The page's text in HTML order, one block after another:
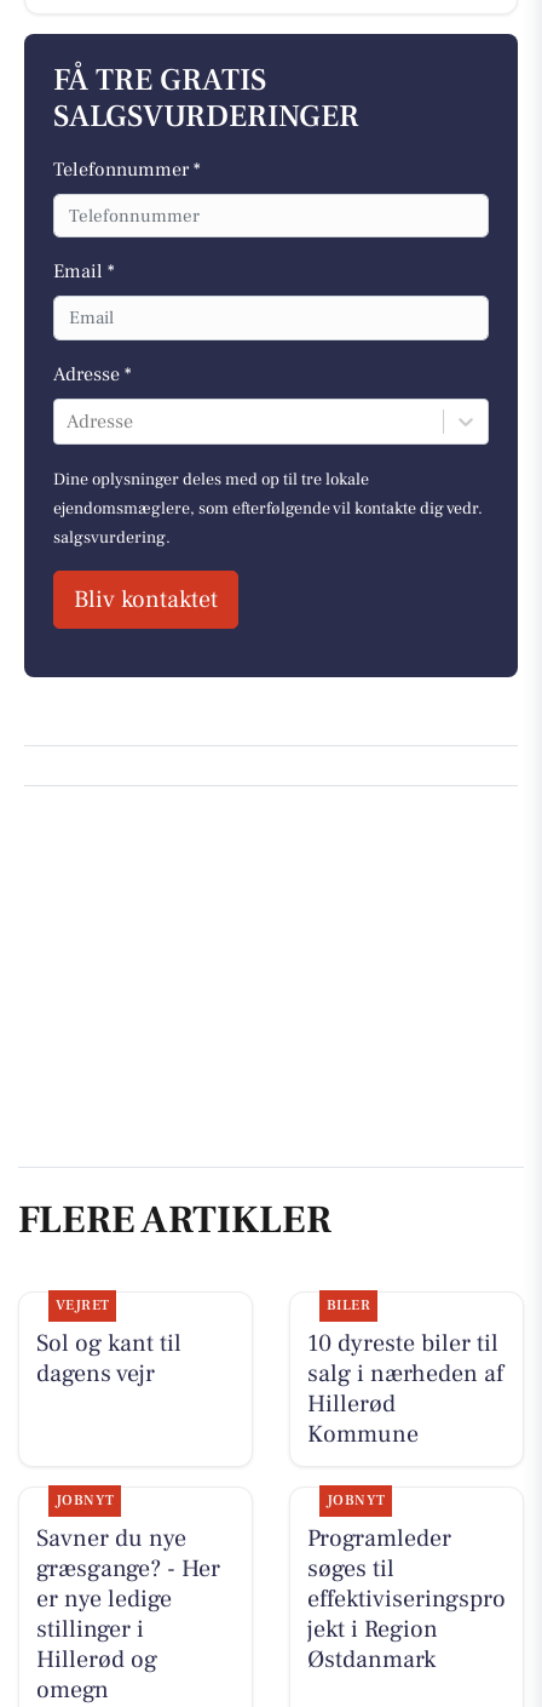
FÅ TRE GRATIS
SALGSVURDERINGER
Telefonnummer *
Email *
Adresse *
Adresse
Dine oplysninger deles med op til tre lokale
ejendomsmæglere, som efterfølgende vil kontakte dig vedr.
salgsvurdering.
Bliv kontaktet
FLERE ARTIKLER
VEJRET
Sol og kant til
dagens vejr
BILER
10 dyreste biler til
salg i nærheden af
Hillerød
Kommune
JOBNYT
Savner du nye
græsgange? - Her
er nye ledige
stillinger i
Hillerød og
omegn
JOBNYT
Programleder
søges til
effektiviseringspro
jekt i Region
Østdanmark